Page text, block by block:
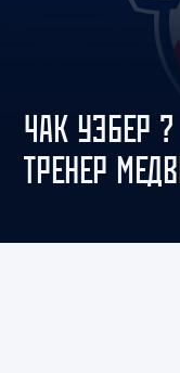
ЧАК УЭБЕР
ТРЕНЕР